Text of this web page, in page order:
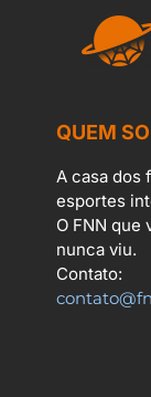
QUEM
A casa dos
esportes
O FNN que
nunca viu.
Contato: